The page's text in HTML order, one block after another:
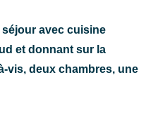
séjour avec cuisine
et donnant sur la
vis, deux chambres, une